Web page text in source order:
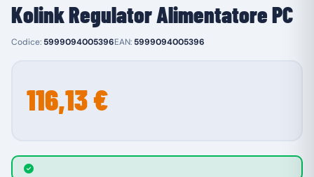
Kolink Regulator Alimentatore PC
Codice: 5999094005396EAN: 5999094005396
116,13 €